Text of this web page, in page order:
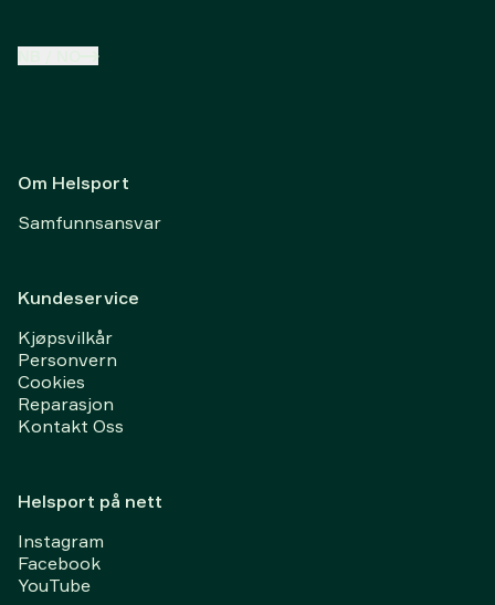
Om Helsport
Samfunnsansvar
Kundeservice
Kjøpsvilkår
Personvern
Cookies
Reparasjon
Kontakt Oss
Helsport på nett
Instagram
Facebook
YouTube